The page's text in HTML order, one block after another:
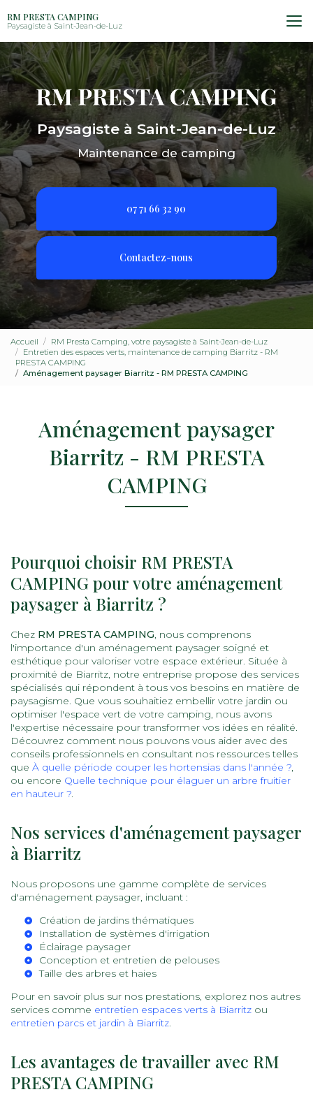
au
contenu
principal
RM PRESTA CAMPING
Paysagiste à Saint-Jean-de-Luz
Paysagiste à Saint-Jean-de-Luz
Maintenance de camping
07 71 66 32 90
Contactez-nous
Accueil
RM Presta Camping, votre paysagiste à Saint-Jean-de-Luz
Entretien des espaces verts, maintenance de camping Biarritz - RM
PRESTA CAMPING
Aménagement paysager Biarritz - RM PRESTA CAMPING
Aménagement paysager
Biarritz - RM PRESTA
CAMPING
Pourquoi choisir RM PRESTA
CAMPING pour votre aménagement
paysager à Biarritz ?
Chez RM PRESTA CAMPING, nous comprenons
l'importance d'un aménagement paysager soigné et
esthétique pour valoriser votre espace extérieur. Située à
proximité de Biarritz, notre entreprise propose des services
spécialisés qui répondent à tous vos besoins en matière de
paysagisme. Que vous souhaitiez embellir votre jardin ou
optimiser l'espace vert de votre camping, nous avons
l'expertise nécessaire pour transformer vos idées en réalité.
Découvrez comment nous pouvons vous aider avec des
conseils professionnels en consultant nos ressources telles
que À quelle période couper les hortensias dans l'année ?,
ou encore Quelle technique pour élaguer un arbre fruitier
en hauteur ?.
Nos services d'aménagement paysager
à Biarritz
Nous proposons une gamme complète de services
d'aménagement paysager, incluant :
Création de jardins thématiques
Installation de systèmes d'irrigation
Éclairage paysager
Conception et entretien de pelouses
Taille des arbres et haies
Pour en savoir plus sur nos prestations, explorez nos autres
services comme entretien espaces verts à Biarritz ou
entretien parcs et jardin à Biarritz.
Les avantages de travailler avec RM
PRESTA CAMPING